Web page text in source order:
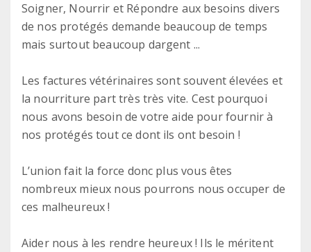
Soigner, Nourrir et Répondre aux besoins divers
de nos protégés demande beaucoup de temps
mais surtout beaucoup dargent ...
Les factures vétérinaires sont souvent élevées et
la nourriture part très très vite. Cest pourquoi
nous avons besoin de votre aide pour fournir à
nos protégés tout ce dont ils ont besoin !
L’union fait la force donc plus vous êtes
nombreux mieux nous pourrons nous occuper de
ces malheureux !
Aider nous à les rendre heureux ! Ils le méritent